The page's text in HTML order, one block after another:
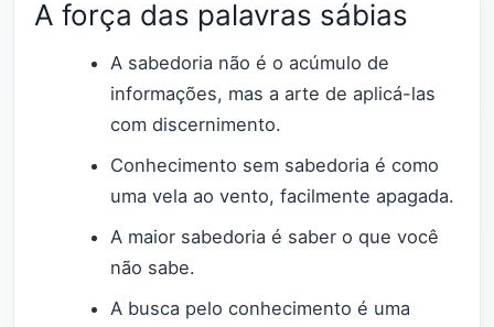
A força das palavras sábias
A sabedoria não é o acúmulo de
informações, mas a arte de aplicá-las
com discernimento.
Conhecimento sem sabedoria é como
uma vela ao vento, facilmente apagada.
A maior sabedoria é saber o que você
não sabe.
A busca pelo conhecimento é uma